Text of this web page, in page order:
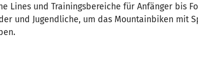
Lines und Trainingsbereiche für Anfänger bis
und Jugendliche, um das Mountainbiken mit